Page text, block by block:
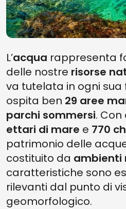
L’acqua rappresenta
delle nostre risorse
va tutelata in ogni sua
ospita ben 29 aree
parchi sommersi.
ettari di mare e 770
patrimonio delle
costituito da ambienti
caratteristiche sono
rilevanti dal punto di
geomorfologico.